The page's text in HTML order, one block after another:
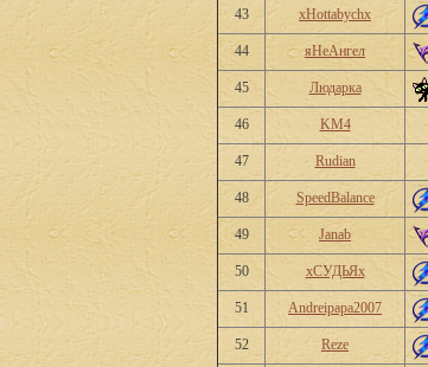
43
xHottabychx
44 яНеАнгел
45 Людарка
46 KM4
47 Rudian
48 SpeedBalance
49 Janab
50 хСУДЬЯх
51 Andreipapa2007
52 Reze